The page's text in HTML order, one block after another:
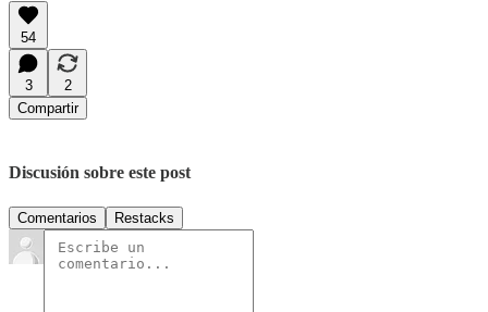
54
3
2
Compartir
Discusión sobre este post
Comentarios Restacks